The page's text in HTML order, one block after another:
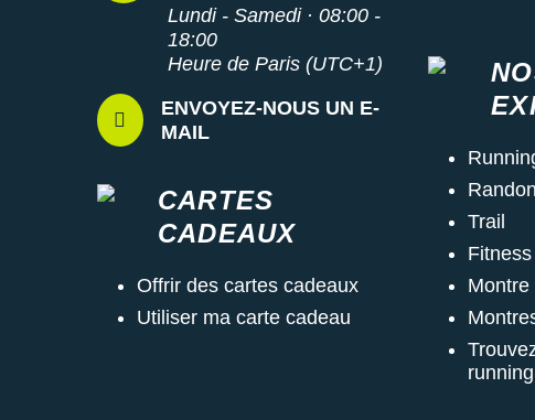
Lundi - Samedi · 08:00 -
18:00
Heure de Paris (UTC+1)
ENVOYEZ-NOUS UN E-
MAIL
CARTES
CADEAUX
Offrir des cartes cadeaux
Utiliser ma carte cadeau
Trail
Fitness
running